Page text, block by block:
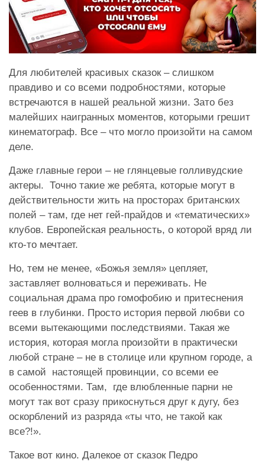
Для любителей красивых сказок – слишком
правдиво и со всеми подробностями, которые
встречаются в нашей реальной жизни. Зато без
малейших наигранных моментов, которыми грешит
кинематограф. Все – что могло произойти на самом
деле.
Даже главные герои – не глянцевые голливудские
актеры. Точно такие же ребята, которые могут в
действительности жить на просторах британских
полей – там, где нет гей-прайдов и «тематических»
клубов. Европейская реальность, о которой вряд ли
кто-то мечтает.
Но, тем не менее, «Божья земля» цепляет,
заставляет волноваться и переживать. Не
социальная драма про гомофобию и притеснения
геев в глубинки. Просто история первой любви со
всеми вытекающими последствиями. Такая же
история, которая могла произойти в практически
любой стране – не в столице или крупном городе, а
в самой настоящей провинции, со всеми ее
особенностями. Там, где влюбленные парни не
могут так вот сразу прикоснуться друг к дугу, без
оскорблений из разряда «ты что, не такой как
все?!».
Такое вот кино. Далекое от сказок Педро